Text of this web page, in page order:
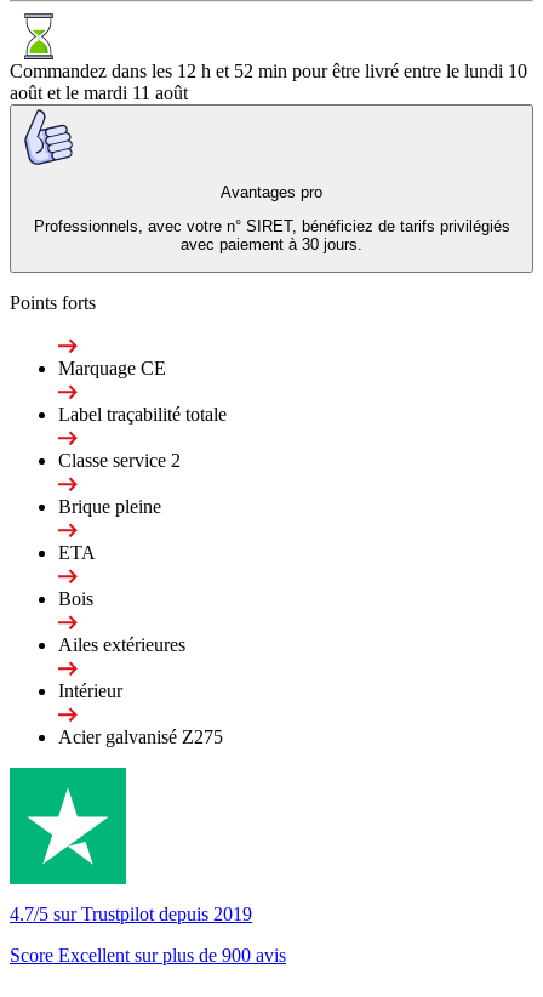
Commandez dans les 12 h et 52 min pour être livré entre le lundi 10
aoûtet le mardi 11 août
Avantages pro
Professionnels, avec votre n° SIRET, bénéficiez de tarifs privilégiés
avec paiement à 30 jours.
Points forts
Marquage CE
Label traçabilité totale
Classe service 2
Brique pleine
ETA
Bois
Ailes extérieures
Intérieur
Acier galvanisé Z275
4.7/5 sur Trustpilot depuis 2019
Score Excellent sur plus de 900 avis